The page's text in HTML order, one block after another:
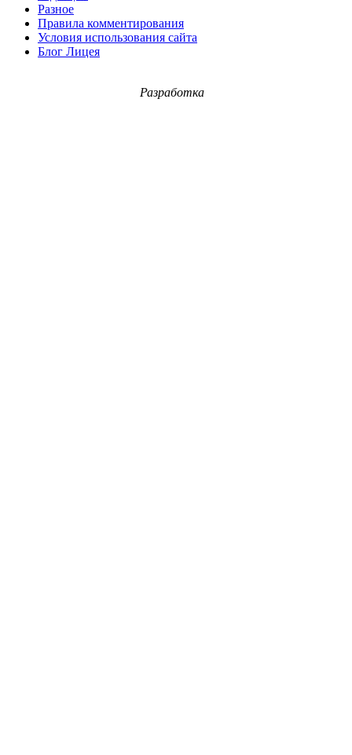
Разное
Правила комментирования
Условия использования сайта
Блог Лицея
Разработка